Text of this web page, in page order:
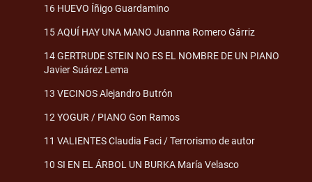
16 HUEVO Íñigo Guardamino
15 AQUÍ HAY UNA MANO Juanma Romero Gárriz
14 GERTRUDE STEIN NO ES EL NOMBRE DE UN PIANO
Javier Suárez Lema
13 VECINOS Alejandro Butrón
12 YOGUR / PIANO Gon Ramos
11 VALIENTES Claudia Faci / Terrorismo de autor
10 SI EN EL ÁRBOL UN BURKA María Velasco